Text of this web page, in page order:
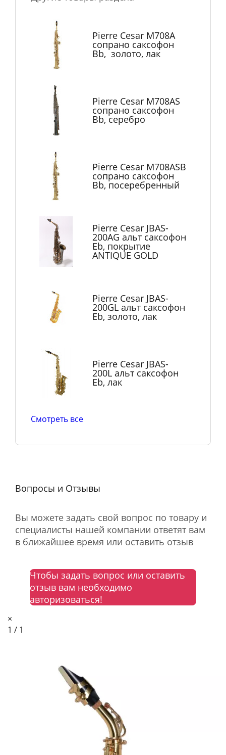
Pierre Cesar M708A
сопрано саксофон
Bb, золото, лак
Pierre Cesar M708AS
сопрано саксофон
Bb, серебро
Pierre Cesar M708ASB
сопрано саксофон
Bb, посеребренный
Pierre Cesar JBAS-
200AG альт саксофон
Eb, покрытие
ANTIQUE GOLD
Pierre Cesar JBAS-
200GL альт саксофон
Eb, золото, лак
Pierre Cesar JBAS-
200L альт саксофон
Eb, лак
Смотреть все
Вопросы и Отзывы
Вы можете задать свой вопрос по товару и
специалисты нашей компании ответят вам
в ближайшее время или оставить отзыв
Чтобы задать вопрос или оставить
отзыв вам необходимо
авторизоваться!
×
1 / 1